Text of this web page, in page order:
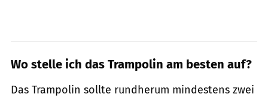
Wo stelle ich das Trampolin am besten auf?
Das Trampolin sollte rundherum mindestens zwei